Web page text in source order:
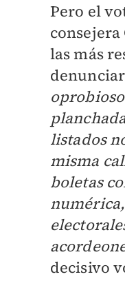
Pero el
las más
listados
misma
boletas
decisivo